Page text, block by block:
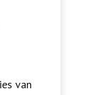
van